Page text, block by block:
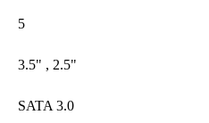
5
3.5" , 2.5"
SATA 3.0